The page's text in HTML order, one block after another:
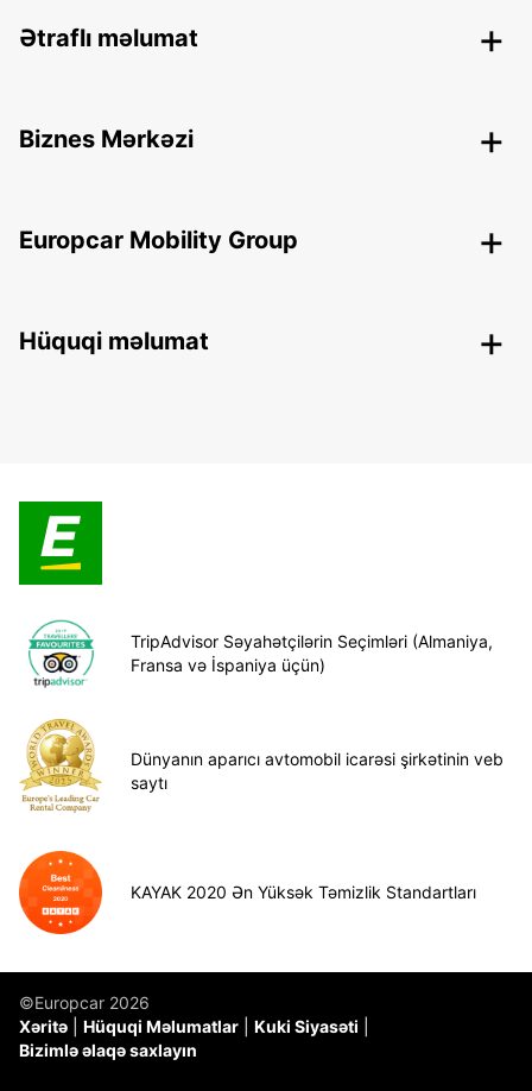
Ətraflı məlumat
Biznes Mərkəzi
Europcar Mobility Group
Hüquqi məlumat
TripAdvisor Səyahətçilərin Seçimləri (Almaniya,
Fransa və İspaniya üçün)
Dünyanın aparıcı avtomobil icarəsi şirkətinin veb
saytı
KAYAK 2020 Ən Yüksək Təmizlik Standartları
©Europcar 2026
Xəritə
Hüquqi Məlumatlar
Kuki Siyasəti
Bizimlə əlaqə saxlayın